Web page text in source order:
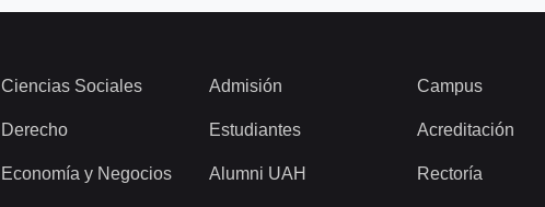
Ciencias Sociales
Derecho
Economía y Negocios
Admisión
Estudiantes
Alumni UAH
Campus
Acreditación
Rectoría